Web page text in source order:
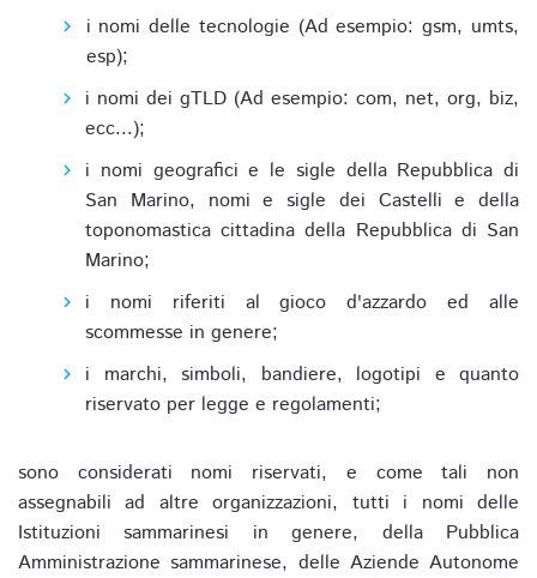
i nomi delle tecnologie (Ad esempio: gsm, umts,
esp);
i nomi dei gTLD (Ad esempio: com, net, org, biz,
ecc...);
i nomi geografici e le sigle della Repubblica di
San Marino, nomi e sigle dei Castelli e della
toponomastica cittadina della Repubblica di San
Marino;
i nomi riferiti al gioco d'azzardo ed alle
scommesse in genere;
i marchi, simboli, bandiere, logotipi e quanto
riservato per legge e regolamenti;
sono considerati nomi riservati, e come tali non
assegnabili ad altre organizzazioni, tutti i nomi delle
Istituzioni sammarinesi in genere, della Pubblica
Amministrazione sammarinese, delle Aziende Autonome